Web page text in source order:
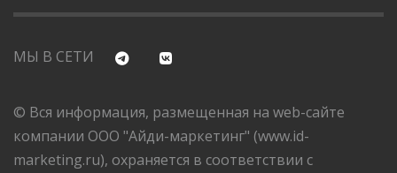
МЫ В СЕТИ
© Вся информация, размещенная на web-сайте
компании ООО "Айди-маркетинг" (www.id-
marketing.ru), охраняется в соответствии с